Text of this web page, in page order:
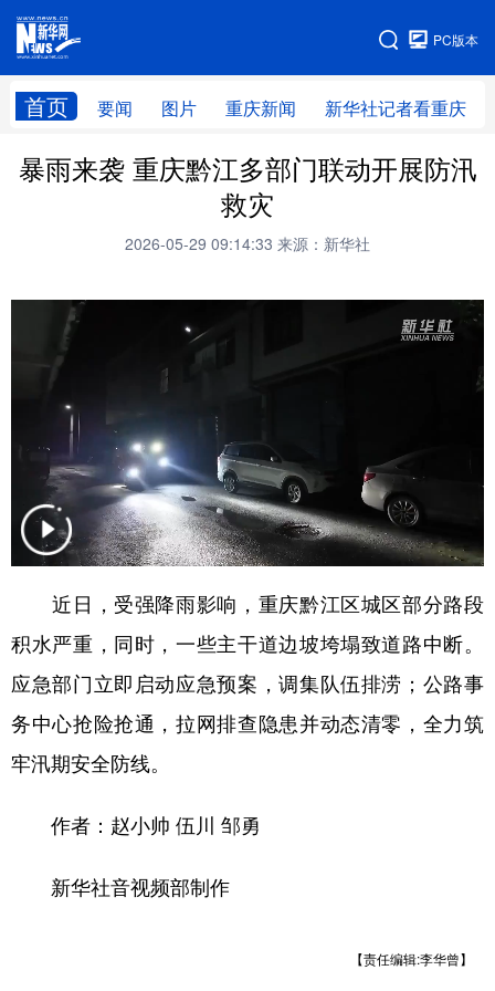
PC版本
首页 要闻 图片 重庆新闻 新华社记者看重庆
网站地图
暴雨来袭 重庆黔江多部门联动开展防汛
救灾
2026-05-29 09:14:33 来源：新华社
近日，受强降雨影响，重庆黔江区城区部分路段
积水严重，同时，一些主干道边坡垮塌致道路中断。
应急部门立即启动应急预案，调集队伍排涝；公路事
务中心抢险抢通，拉网排查隐患并动态清零，全力筑
牢汛期安全防线。
作者：赵小帅 伍川 邹勇
新华社音视频部制作
【责任编辑:李华曾】